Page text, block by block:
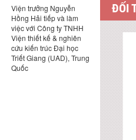
Viện trưởng Nguyễn
Hồng Hải tiếp và làm
việc với Công ty TNHH
Viện thiết kế & nghiên
cứu kiến trúc Đại học
Triết Giang (UAD), Trung
Quốc
Viện
ĐỐI